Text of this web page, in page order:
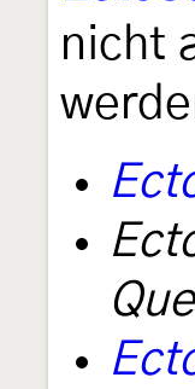
nicht